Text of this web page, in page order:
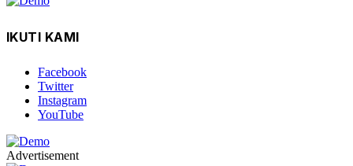
IKUTI KAMI
Facebook
Twitter
Instagram
YouTube
Advertisement